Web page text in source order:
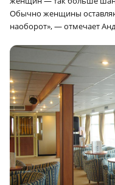
Обычно женщины
наоборот», — отмечает